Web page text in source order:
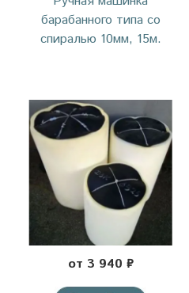
барабанного типа со
спиралью 10мм, 15м.
от 3 940 ₽